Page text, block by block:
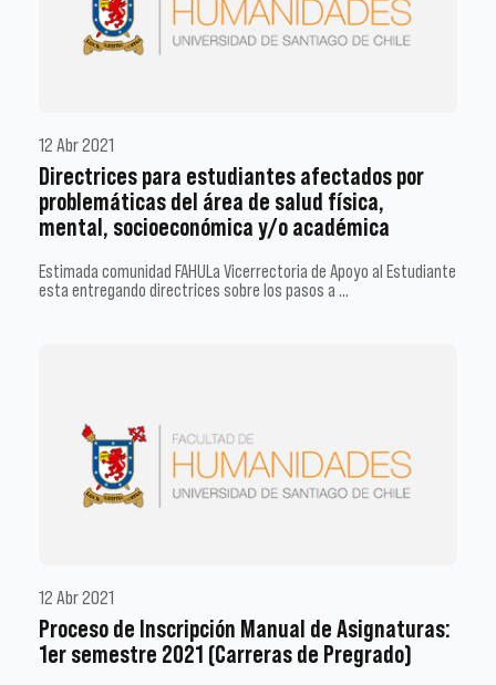
12 Abr 2021
Directrices para estudiantes afectados por
problemáticas del área de salud física,
mental, socioeconómica y/o académica
Estimada comunidad FAHULa Vicerrectoria de Apoyo al Estudiante
esta entregando directrices sobre los pasos a …
12 Abr 2021
Proceso de Inscripción Manual de Asignaturas:
1er semestre 2021 (Carreras de Pregrado)